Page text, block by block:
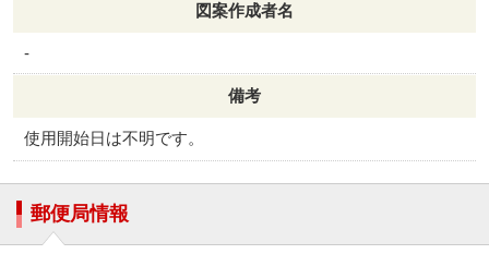
図案作成者名
-
備考
使用開始日は不明です。
郵便局情報